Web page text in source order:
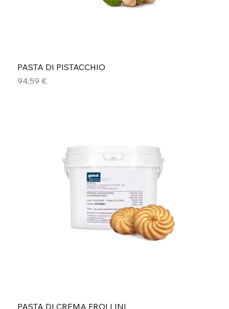
PASTA DI PISTACCHIO
Prezzo
94,59 €
PASTA DI CREMA FROLLINI